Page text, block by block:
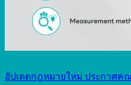
อัปเดตกฎหมายใหม่ ประกาศค